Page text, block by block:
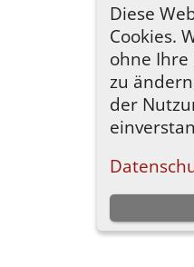
Diese
Cookies.
ohne Ihre
zu
der